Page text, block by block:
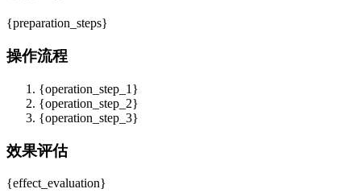
{preparation_steps}
操作流程
{operation_step_1}
{operation_step_2}
{operation_step_3}
效果评估
{effect_evaluation}